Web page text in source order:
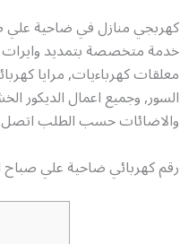
كهربجي منازل في ضاحية علي
خدمة متخصصة بتمديد وايرات
معلقات كهرباءيات, مرايا
السور, وجميع اعمال الديكور
والاضائات حسب الطلب اتصل
رقم كهربائي ضاحية علي صباح